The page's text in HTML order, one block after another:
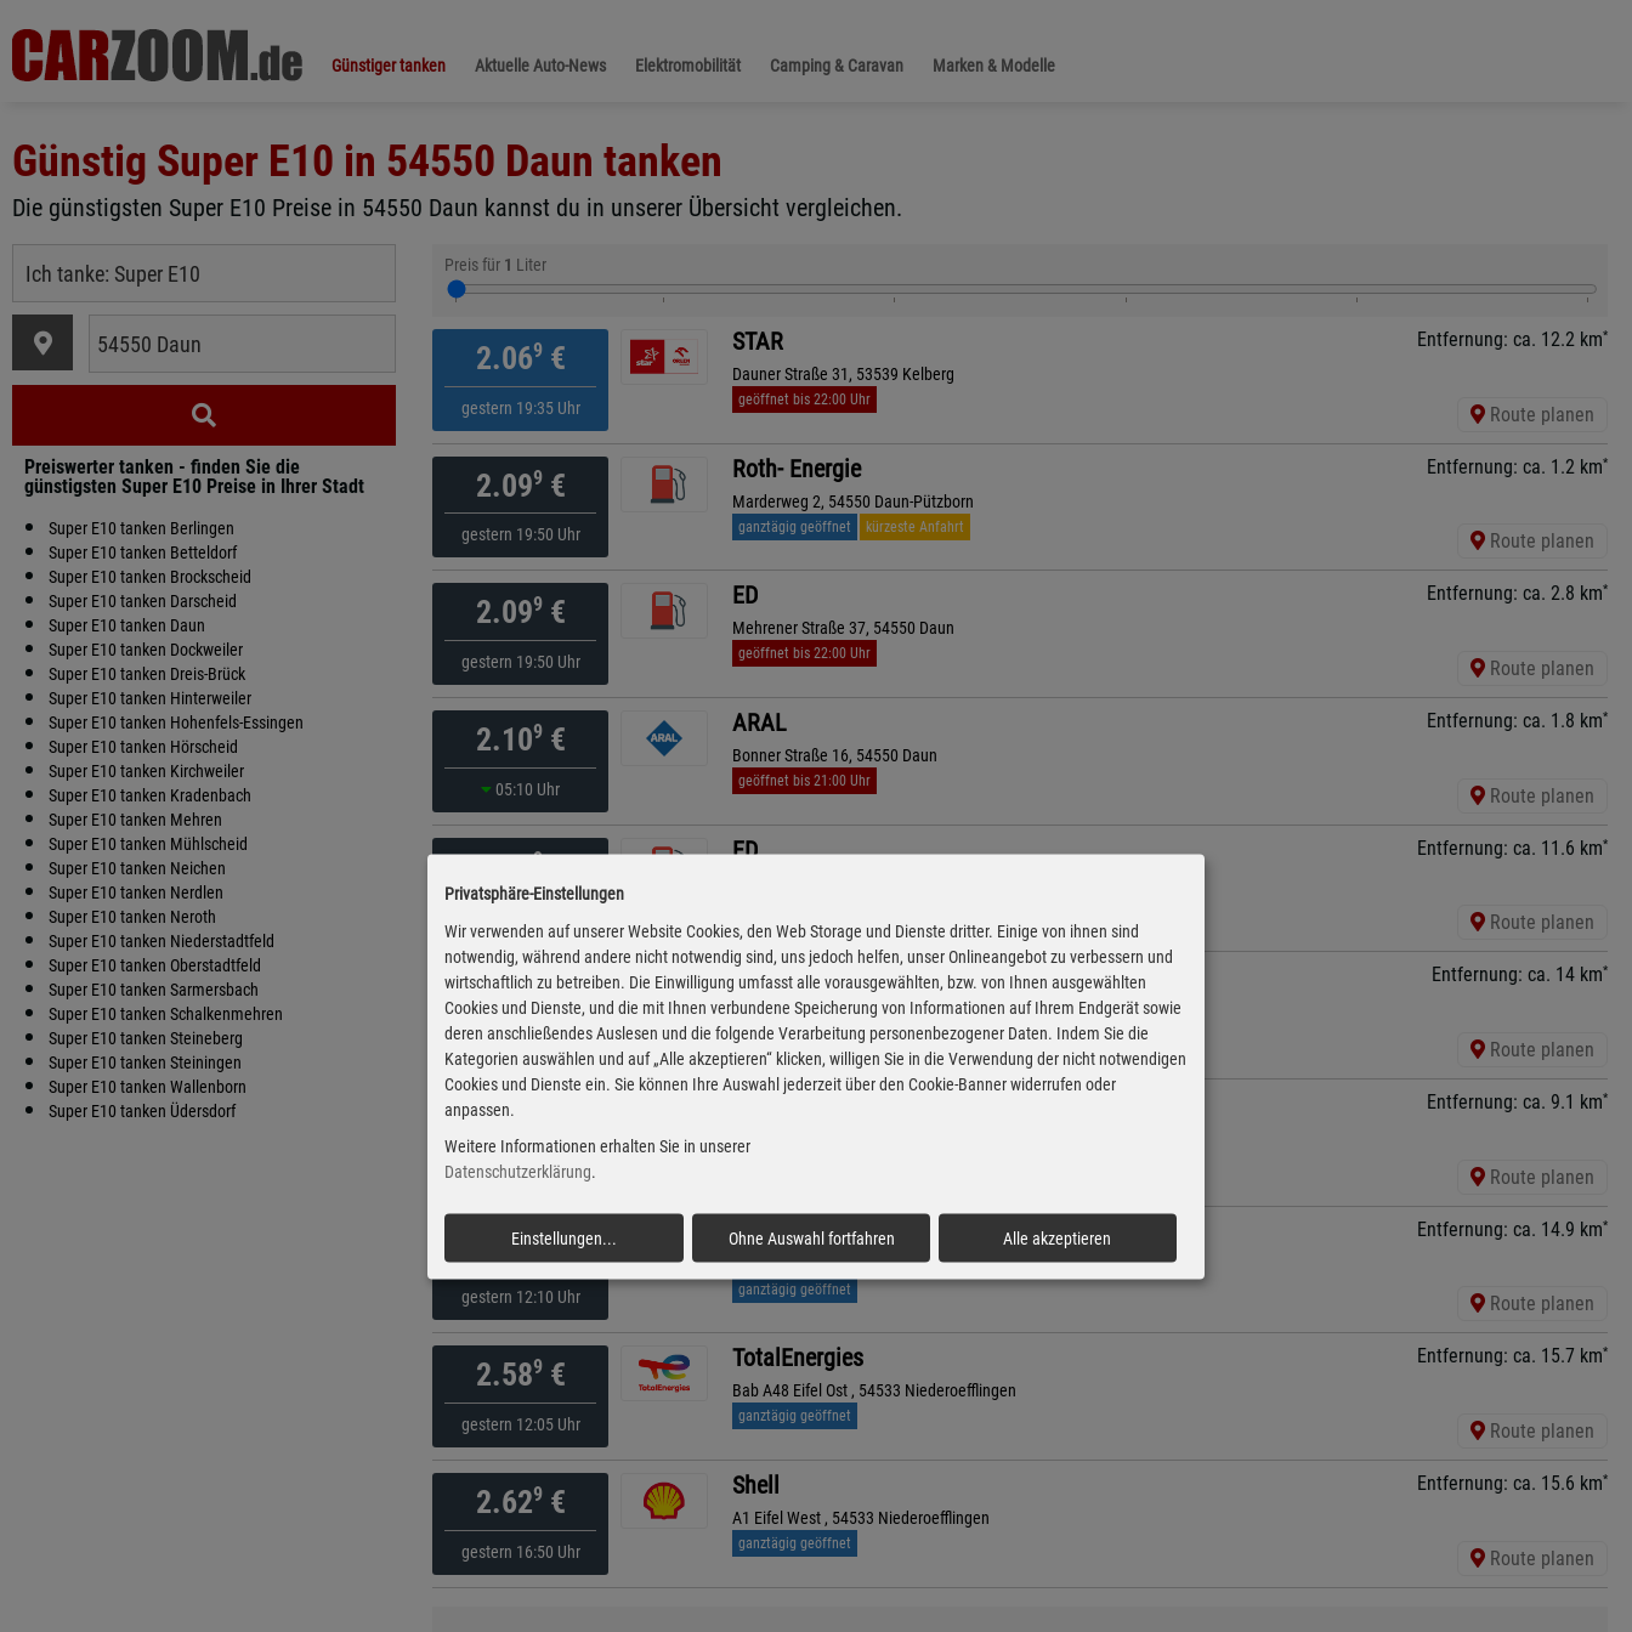
Günstiger tanken Aktuelle Auto-News Elektromobilität Camping & Caravan Marken & Modelle
Günstig Super E10 in 54550 Daun tanken
Die günstigsten Super E10 Preise in 54550 Daun kannst du in unserer Übersicht vergleichen.
Preiswerter tanken - finden Sie die
günstigsten Super E10 Preise in Ihrer Stadt
Super E10 tanken Berlingen
Super E10 tanken Betteldorf
Super E10 tanken Brockscheid
Super E10 tanken Darscheid
Super E10 tanken Daun
Super E10 tanken Dockweiler
Super E10 tanken Dreis-Brück
Super E10 tanken Hinterweiler
Super E10 tanken Hohenfels-Essingen
Super E10 tanken Hörscheid
Super E10 tanken Kirchweiler
Super E10 tanken Kradenbach
Super E10 tanken Mehren
Super E10 tanken Mühlscheid
Super E10 tanken Neichen
Super E10 tanken Nerdlen
Super E10 tanken Neroth
Super E10 tanken Niederstadtfeld
Super E10 tanken Oberstadtfeld
Super E10 tanken Sarmersbach
Super E10 tanken Schalkenmehren
Super E10 tanken Steineberg
Super E10 tanken Steiningen
Super E10 tanken Wallenborn
Super E10 tanken Üdersdorf
Preis für 1 Liter
2.069€
gestern 19:35 Uhr
STAR
Dauner Straße 31, 53539 Kelberg
geöffnet bis 22:00 Uhr
Entfernung: ca. 12.2 km*
Route planen
2.099€
gestern 19:50 Uhr
Roth- Energie
Marderweg 2, 54550 Daun-Pützborn
ganztägig geöffnet kürzeste Anfahrt
Entfernung: ca. 1.2 km*
Route planen
2.099€
gestern 19:50 Uhr
ED
Mehrener Straße 37, 54550 Daun
geöffnet bis 22:00 Uhr
Entfernung: ca. 2.8 km*
Route planen
2.109€
05:10 Uhr
ARAL
Bonner Straße 16, 54550 Daun
geöffnet bis 21:00 Uhr
Entfernung: ca. 1.8 km*
Route planen
2.109€ ED Entfernung: ca. 11.6 km*
Route planen
2.109€
gestern 19:45 Uhr
ED
Kölner Straße 40, 54576 Hillesheim
geöffnet bis 21:00 Uhr
Entfernung: ca. 14 km*
Route planen
2.11
05:10 Uhr
ARAL Entfernung: ca. 9.1 km*
Route planen
2.130€
gestern 12:10 Uhr
BFT
Adenauer Str. 5, 54578 Nohn
ganztägig geöffnet
Entfernung: ca. 14.9 km*
Route planen
2.589€
gestern 12:05 Uhr
TotalEnergies
Bab A48 Eifel Ost , 54533 Niederoefflingen
ganztägig geöffnet
Entfernung: ca. 15.7 km*
Route planen
2.629€
gestern 16:50 Uhr
Shell
A1 Eifel West , 54533 Niederoefflingen
ganztägig geöffnet
Entfernung: ca. 15.6 km*
Route planen
Privatsphäre-Einstellungen
Wir verwenden auf unserer Website Cookies, den Web Storage und Dienste dritter. Einige von ihnen sind
notwendig, während andere nicht notwendig sind, uns jedoch helfen, unser Onlineangebot zu verbessern und
wirtschaftlich zu betreiben. Die Einwilligung umfasst alle vorausgewählten, bzw. von Ihnen ausgewählten
Cookies und Dienste, und die mit Ihnen verbundene Speicherung von Informationen auf Ihrem Endgerät sowie
deren anschließendes Auslesen und die folgende Verarbeitung personenbezogener Daten. Indem Sie die
Kategorien auswählen und auf „Alle akzeptieren“ klicken, willigen Sie in die Verwendung der nicht notwendigen
Cookies und Dienste ein. Sie können Ihre Auswahl jederzeit über den Cookie-Banner widerrufen oder
anpassen.
Weitere Informationen erhalten Sie in unserer
Datenschutzerklärung.
Einstellungen... Ohne Auswahl fortfahren Alle akzeptieren